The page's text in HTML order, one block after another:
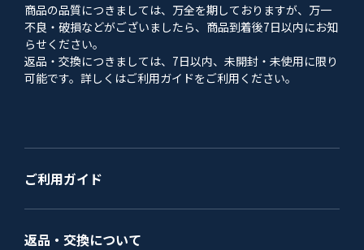
商品の品質につきましては、万全を期しておりますが、万一
不良・破損などがございましたら、商品到着後7日以内にお知
らせください。
返品・交換につきましては、7日以内、未開封・未使用に限り
可能です。詳しくはご利用ガイドをご利用ください。
ご利用ガイド
返品・交換について